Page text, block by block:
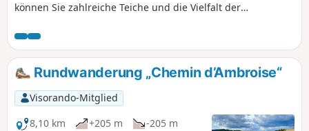
können Sie zahlreiche Teiche und die Vielfalt der
Rundwanderung „Chemin d’Ambroise“
Visorando-Mitglied
8,10 km
+205 m
-205 m